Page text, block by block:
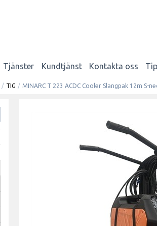
Tjänster Kundtjänst Kontakta oss
/ TIG / MINARC T 223 ACDC Cooler Slangpak 12m S-